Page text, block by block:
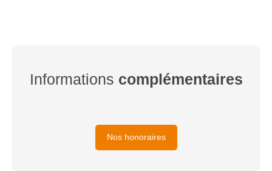
Informations complémentaires
Nos honoraires